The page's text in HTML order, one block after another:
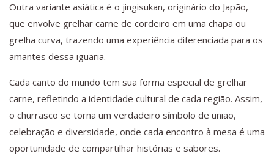
Outra variante asiática é o jingisukan, originário do Japão,
que envolve grelhar carne de cordeiro em uma chapa ou
grelha curva, trazendo uma experiência diferenciada para os
amantes dessa iguaria.
Cada canto do mundo tem sua forma especial de grelhar
carne, refletindo a identidade cultural de cada região. Assim,
o churrasco se torna um verdadeiro símbolo de união,
celebração e diversidade, onde cada encontro à mesa é uma
oportunidade de compartilhar histórias e sabores.